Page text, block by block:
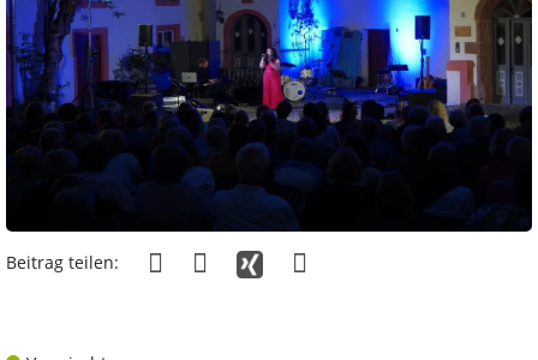
Beitrag teilen: